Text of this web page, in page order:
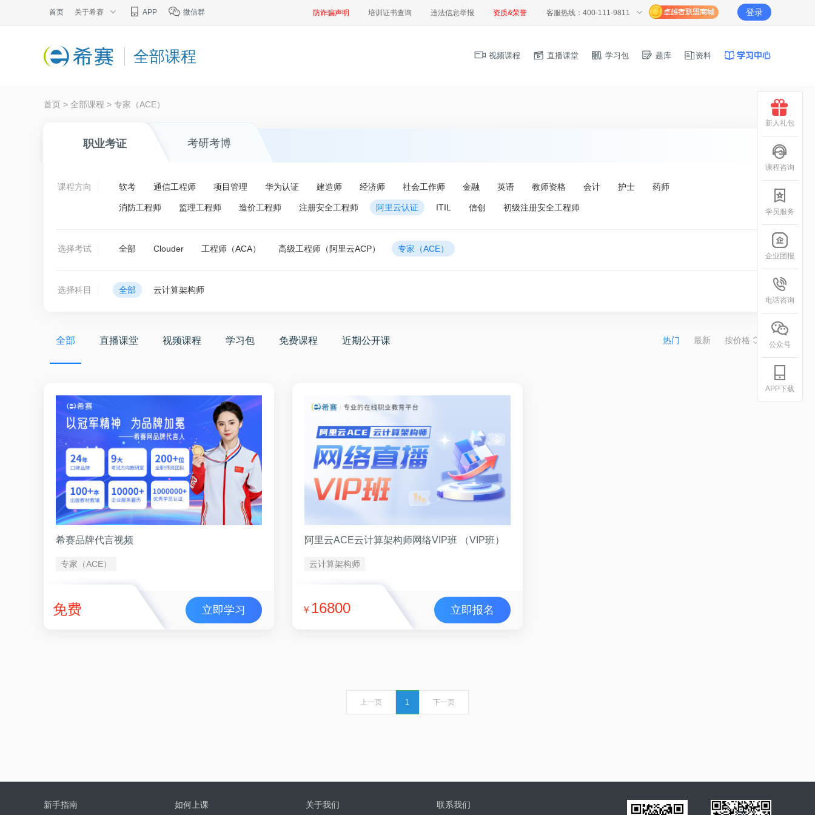
首页 关于希赛 APP 微信群 防诈骗声明 培训证书查询 违法信息举报 资质&荣誉 客服热线：400-111-9811 登录
全部课程 视频课程 直播课堂 学习包 题库 资料
首页 > 全部课程 > 专家（ACE）
职业考证 考研考博
课程方向 软考 通信工程师 项目管理 华为认证 建造师 经济师 社会工作师 金融 英语 教师资格 会计 护士 药师
消防工程师 监理工程师 造价工程师 注册安全工程师 阿里云认证 ITIL 信创 初级注册安全工程师
选择考试 全部 Clouder 工程师（ACA） 高级工程师（阿里云ACP） 专家（ACE）
选择科目 全部 云计算架构师
全部 直播课堂 视频课程 学习包 免费课程 近期公开课 热门 最新 按价格
希赛品牌代言视频
专家（ACE）
免费 立即学习
阿里云ACE云计算架构师网络VIP班 （VIP班）
云计算架构师
￥ 16800 立即报名
上一页 1 下一页
新手指南 如何上课 关于我们 联系我们
新人礼包
课程咨询
学员服务
企业团报
电话咨询
公众号
APP下载